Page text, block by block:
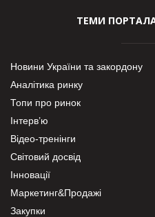
ТЕМИ ПОРТАЛА
Новини України та закордону
Аналітика ринку
Топи про ринок
Інтерв’ю
Відео-тренінги
Світовий досвід
Інновації
Маркетинг&Продажі
Закупки